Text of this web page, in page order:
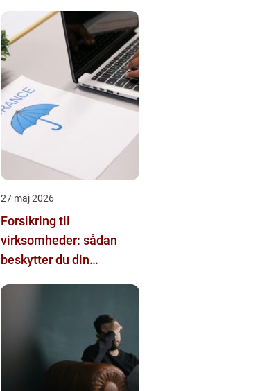
27 maj 2026
Forsikring til
virksomheder: sådan
beskytter du din